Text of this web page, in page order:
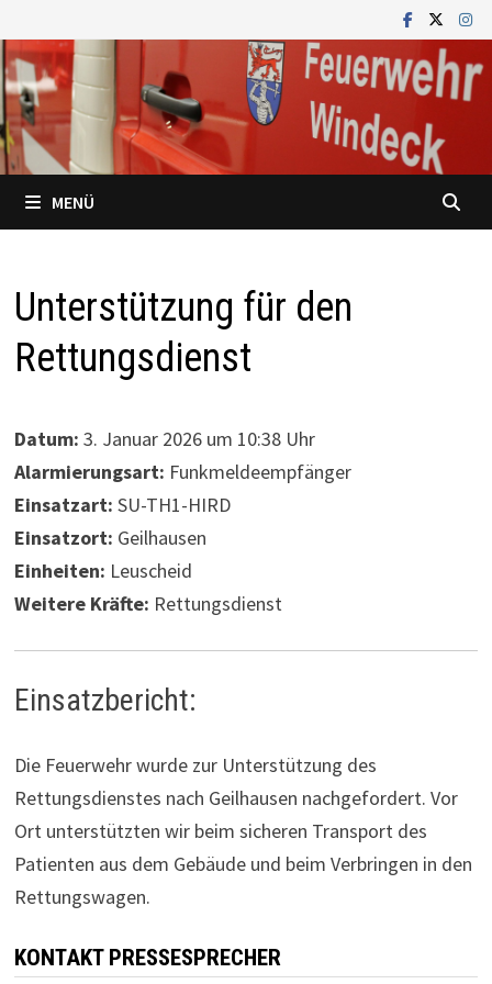
Inhalt
springen
MENÜ
Unterstützung für den
Rettungsdienst
Datum: 3. Januar 2026 um 10:38 Uhr
Alarmierungsart: Funkmeldeempfänger
Einsatzart: SU-TH1-HIRD
Einsatzort: Geilhausen
Einheiten: Leuscheid
Weitere Kräfte: Rettungsdienst
Einsatzbericht:
Die Feuerwehr wurde zur Unterstützung des
Rettungsdienstes nach Geilhausen nachgefordert. Vor
Ort unterstützten wir beim sicheren Transport des
Patienten aus dem Gebäude und beim Verbringen in den
Rettungswagen.
KONTAKT PRESSESPRECHER